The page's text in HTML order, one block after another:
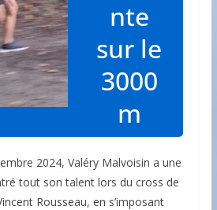
nte
sur le
3000
m
2024, Valéry Malvoisin a une
tout son talent lors du cross de
Rousseau, en s’imposant